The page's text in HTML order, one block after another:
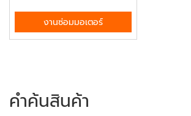
งานซ่อมมอเตอร์
คำค้นสินค้า